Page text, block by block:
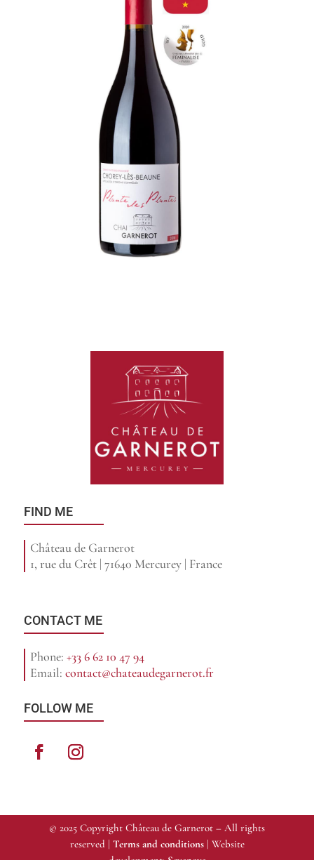
FIND ME
Château de Garnerot
1, rue du Crêt | 71640 Mercurey | France
CONTACT ME
Phone:+33 6 62 10 47 94
Email:contact@chateaudegarnerot.fr
FOLLOW ME
© 2025 Copyright Château de Garnerot – All rights
reserved | Terms and conditions | Website